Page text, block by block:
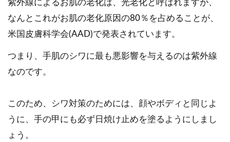
紫外線によるお肌の老化は、光老化と呼ばれますが、
なんとこれがお肌の老化原因の80％を占めることが、
米国皮膚科学会(AAD)で発表されています。
つまり、手肌のシワに最も悪影響を与えるのは紫外線
なのです。
このため、シワ対策のためには、顔やボディと同じよ
うに、手の甲にも必ず日焼け止めを塗るようにしまし
ょう。